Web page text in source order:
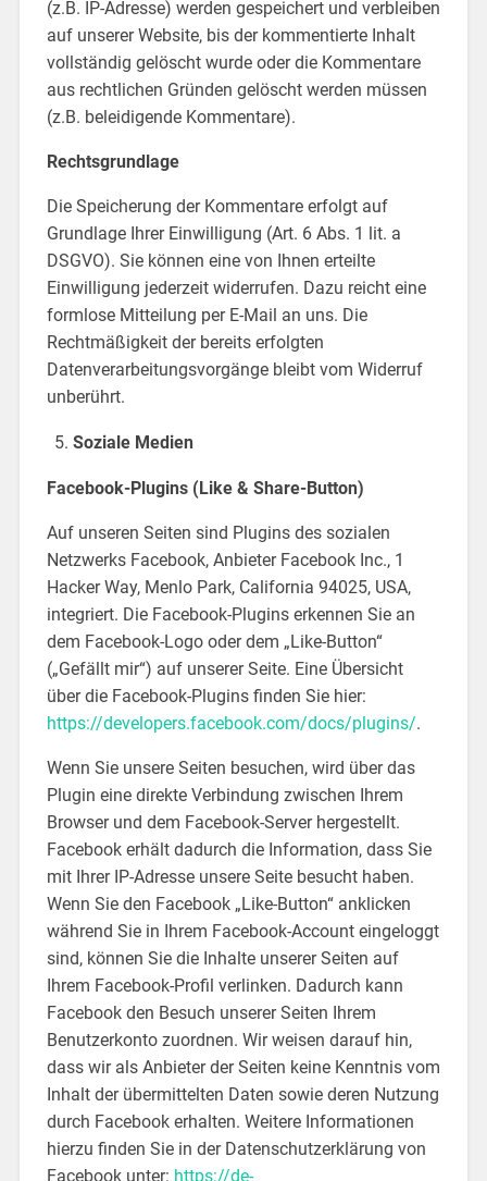
(z.B. IP-Adresse) werden gespeichert und verbleiben
auf unserer Website, bis der kommentierte Inhalt
vollständig gelöscht wurde oder die Kommentare
aus rechtlichen Gründen gelöscht werden müssen
(z.B. beleidigende Kommentare).
Rechtsgrundlage
Die Speicherung der Kommentare erfolgt auf
Grundlage Ihrer Einwilligung (Art. 6 Abs. 1 lit. a
DSGVO). Sie können eine von Ihnen erteilte
Einwilligung jederzeit widerrufen. Dazu reicht eine
formlose Mitteilung per E-Mail an uns. Die
Rechtmäßigkeit der bereits erfolgten
Datenverarbeitungsvorgänge bleibt vom Widerruf
unberührt.
Soziale Medien
Facebook-Plugins (Like & Share-Button)
Auf unseren Seiten sind Plugins des sozialen
Netzwerks Facebook, Anbieter Facebook Inc., 1
Hacker Way, Menlo Park, California 94025, USA,
integriert. Die Facebook-Plugins erkennen Sie an
dem Facebook-Logo oder dem „Like-Button“
(„Gefällt mir“) auf unserer Seite. Eine Übersicht
über die Facebook-Plugins finden Sie hier:
https://developers.facebook.com/docs/plugins/.
Wenn Sie unsere Seiten besuchen, wird über das
Plugin eine direkte Verbindung zwischen Ihrem
Browser und dem Facebook-Server hergestellt.
Facebook erhält dadurch die Information, dass Sie
mit Ihrer IP-Adresse unsere Seite besucht haben.
Wenn Sie den Facebook „Like-Button“ anklicken
während Sie in Ihrem Facebook-Account eingeloggt
sind, können Sie die Inhalte unserer Seiten auf
Ihrem Facebook-Profil verlinken. Dadurch kann
Facebook den Besuch unserer Seiten Ihrem
Benutzerkonto zuordnen. Wir weisen darauf hin,
dass wir als Anbieter der Seiten keine Kenntnis vom
Inhalt der übermittelten Daten sowie deren Nutzung
durch Facebook erhalten. Weitere Informationen
hierzu finden Sie in der Datenschutzerklärung von
Facebook unter: https://de-